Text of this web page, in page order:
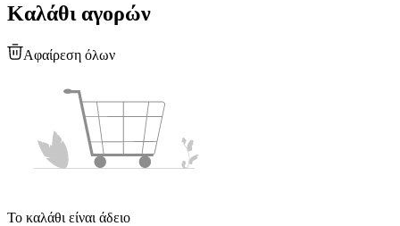
Καλάθι αγορών
Αφαίρεση όλων
Το καλάθι είναι άδειο